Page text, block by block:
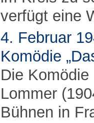
verfügt eine
4. Februar
Komödie
Die Komödie
Lommer
Bühnen in